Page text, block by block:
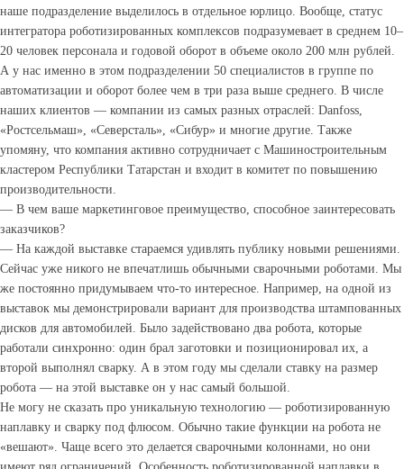
наше подразделение выделилось в отдельное юрлицо. Вообще, статус
интегратора роботизированных комплексов подразумевает в среднем 10–
20 человек персонала и годовой оборот в объеме около 200 млн рублей.
А у нас именно в этом подразделении 50 специалистов в группе по
автоматизации и оборот более чем в три раза выше среднего. В числе
наших клиентов — компании из самых разных отраслей: Danfoss,
«Ростсельмаш», «Северсталь», «Сибур» и многие другие. Также
упомяну, что компания активно сотрудничает с Машиностроительным
кластером Республики Татарстан и входит в комитет по повышению
производительности.
— В чем ваше маркетинговое преимущество, способное заинтересовать
заказчиков?
— На каждой выставке стараемся удивлять публику новыми решениями.
Сейчас уже никого не впечатлишь обычными сварочными роботами. Мы
же постоянно придумываем что-то интересное. Например, на одной из
выставок мы демонстрировали вариант для производства штампованных
дисков для автомобилей. Было задействовано два робота, которые
работали синхронно: один брал заготовки и позиционировал их, а
второй выполнял сварку. А в этом году мы сделали ставку на размер
робота — на этой выставке он у нас самый большой.
Не могу не сказать про уникальную технологию — роботизированную
наплавку и сварку под флюсом. Обычно такие функции на робота не
«вешают». Чаще всего это делается сварочными колоннами, но они